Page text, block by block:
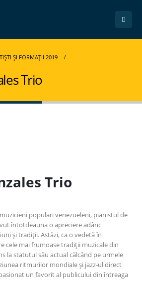
ȘI FORMAȚII 2019
Trio
Trio
populari venezueleni, pianistul de
întotdeauna o apreciere adânc
și tradiţii. Astăzi, ca o vedetă în
cele mai frumoase tradiţii muzicale din
la statutul său actual călcând pe urmele
ritmurilor mondiale și jazz-ul direct
un favorit al publicului din întreaga